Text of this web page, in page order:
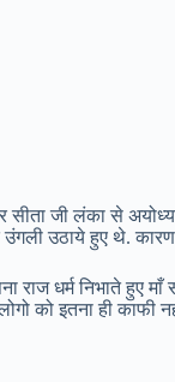
जी लंका से
उठाये हुए थे. कारण
राज धर्म निभाते हुए
को इतना ही काफी